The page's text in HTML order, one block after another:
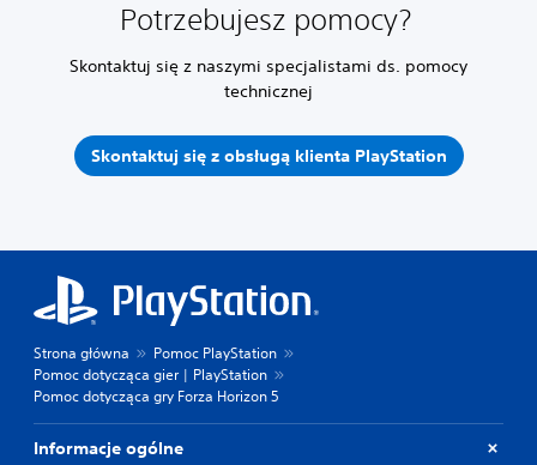
Potrzebujesz pomocy?
Skontaktuj się z naszymi specjalistami ds. pomocy
technicznej
Skontaktuj się z obsługą klienta PlayStation
Strona główna
Pomoc PlayStation
Pomoc dotycząca gier | PlayStation
Pomoc dotycząca gry Forza Horizon 5
Informacje ogólne